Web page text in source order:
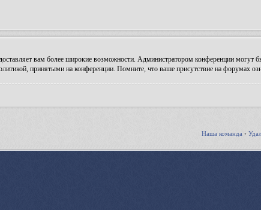
вам более широкие возможности. Администратором конференции могут
принятыми на конференции. Помните, что ваше присутствие на форумах
Наша команда •